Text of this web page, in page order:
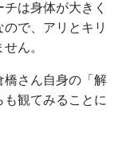
は身体が大きく
で、アリとキリ
ん。
橋さん自身の「解
観てみることに